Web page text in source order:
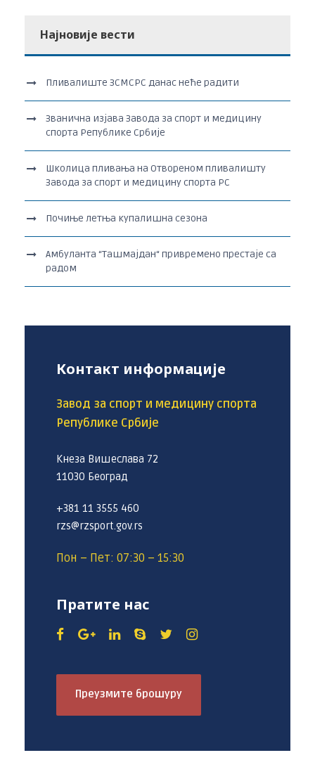
Најновије вести
Пливалиште ЗСМСРС данас неће радити
Званична изјава Завода за спорт и медицину
спорта Републике Србије
Школица пливања на Отвореном пливалишту
Завода за спорт и медицину спорта РС
Почиње летња купалишна сезона
Амбуланта “Ташмајдан“ привремено престаје са
радом
Контакт информације
Завод за спорт и медицину спорта
Републике Србије
Кнеза Вишеслава 72
11030 Београд
+381 11 3555 460
rzs@rzsport.gov.rs
Пон – Пет: 07:30 – 15:30
Пратите нас
Преузмите брошуру